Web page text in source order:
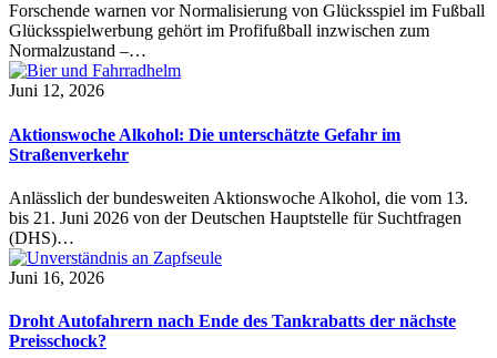
Forschende warnen vor Normalisierung von Glücksspiel im Fußball
Glücksspielwerbung gehört im Profifußball inzwischen zum
Normalzustand –…
Juni 12, 2026
Aktionswoche Alkohol: Die unterschätzte Gefahr im
Straßenverkehr
Anlässlich der bundesweiten Aktionswoche Alkohol, die vom 13.
bis 21. Juni 2026 von der Deutschen Hauptstelle für Suchtfragen
(DHS)…
Juni 16, 2026
Droht Autofahrern nach Ende des Tankrabatts der nächste
Preisschock?